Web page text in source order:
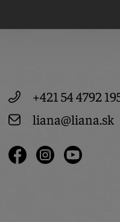
+421 54 4792
liana@liana.sk